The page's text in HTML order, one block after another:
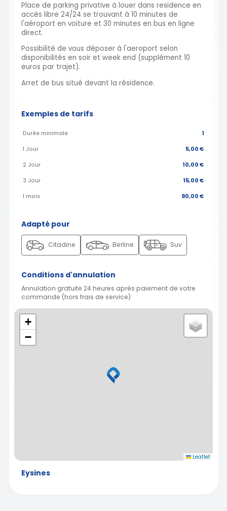
Place de parking privative à louer dans residence en
accès libre 24/24 se trouvant à 10 minutes de
l'aéroport en voiture et 30 minutes en bus en ligne
direct.
Possibilité de vous déposer à l'aeroport selon
disponibilités en soir et week end (supplément 10
euros par trajet).
Arret de bus situé devant la résidence.
Exemples de tarifs
Durée minimale 1
1 Jour 5,00 €
2 Jour 10,00 €
3 Jour 15,00 €
1 mois 90,00 €
Adapté pour
Citadine Berline Suv
Conditions d'annulation
Annulation gratuite 24 heures après paiement de votre
commande (hors frais de service)
+
−
Leaflet
Eysines